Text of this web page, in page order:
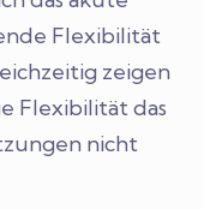
Flexibilität
zeigen
Flexibilität das
nicht